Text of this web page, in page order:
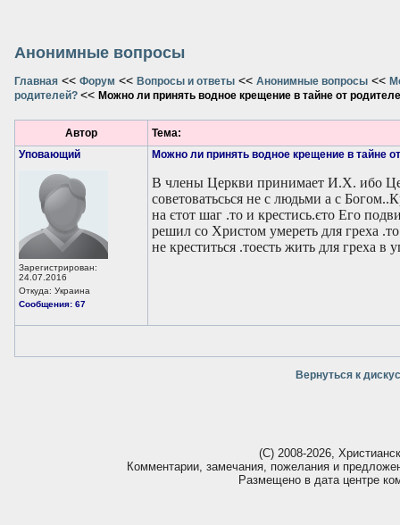
Анонимные вопросы
Главная << Форум << Вопросы и ответы << Анонимные вопросы <<
родителей? << Можно ли принять водное крещение в тайне от
Автор
Тема:
Уповающий
Зарегистрирован:
24.07.2016
Откуда: Украина
Сообщения: 67
Можно ли принять водное крещение в тайне
В члены Церкви принимает И.Х. ибо
советоватьсься не с людьми а с
на єтот шаг .то и крестись.єто Его
решил со Христом умереть для греха
не креститься .тоесть жить для греха в
Вернуться к
(С) 2008-2026,
Комментарии, замечания, пожелания и
Размещено в дата центре